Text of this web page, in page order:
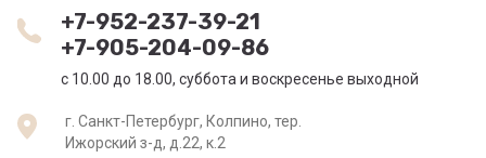
+7-952-237-39-21
+7-905-204-09-86
c 10.00 до 18.00, суббота и воскресенье выходной
г. Санкт-Петербург, Колпино, тер.
Ижорский з-д, д.22, к.2